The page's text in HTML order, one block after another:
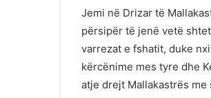
Jemi në Drizar të
përsipër të jenë vetë
varrezat e fshatit, duke
kërcënime mes tyre dhe
atje drejt Mallakastrës